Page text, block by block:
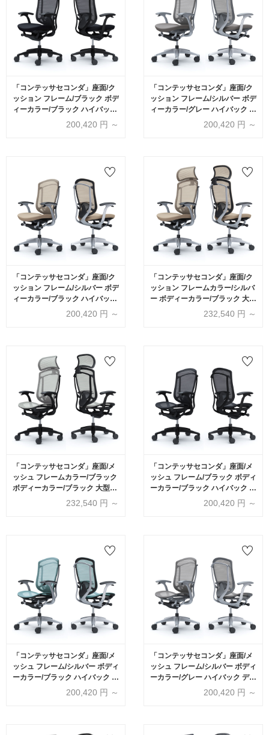
「コンテッサセコンダ」座面/ク
ッション フレーム/ブラック ボデ
ィーカラー/ブラック ハイバック
デザインアーム 張地全13色 ラン
バーサポート有・無【受注生産
200,420 円 ～
「コンテッサセコンダ」座面/ク
ッション フレーム/シルバー ボデ
ィーカラー/グレー ハイバック デ
ザインアーム 張地全13色 ランバ
ーサポート有・無【受注生産
200,420 円 ～
「コンテッサセコンダ」座面/ク
ッション フレーム/シルバー ボデ
ィーカラー/ブラック ハイバック
デザインアーム 張地全13色 ラン
バーサポート有・無【受注生産
200,420 円 ～
「コンテッサセコンダ」座面/ク
ッション フレームカラー/シルバ
ー ボディーカラー/ブラック 大型
ヘッドレスト デザインアーム 張
232,540 円 ～
「コンテッサセコンダ」座面/メ
ッシュ フレームカラー/ブラック
ボディーカラー/ブラック 大型ヘ
ッドレスト デザインアーム 張地
全13色 ランバーサポート有・無
232,540 円 ～
「コンテッサセコンダ」座面/メ
ッシュ フレーム/ブラック ボディ
ーカラー/ブラック ハイバック デ
ーサポート有・無【受注生産
200,420 円 ～
「コンテッサセコンダ」座面/メ
ッシュ フレーム/シルバー ボディ
ーカラー/ブラック ハイバック デ
ザインアーム 張地全13色 ランバ
ーサポート有・無【受注生産
200,420 円 ～
「コンテッサセコンダ」座面/メ
ッシュ フレーム/シルバー ボディ
ーカラー/グレー ハイバック デザ
インアーム 張地全13色 ランバー
サポート有・無【受注生産品】
200,420 円 ～